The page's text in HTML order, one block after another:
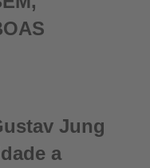
Jung
a